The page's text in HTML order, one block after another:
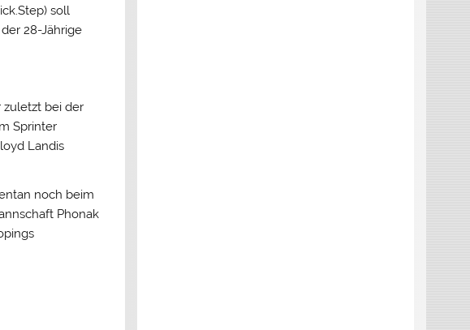
soll
28-Jährige
zuletzt bei der
Sprinter
Landis
noch beim
Phonak